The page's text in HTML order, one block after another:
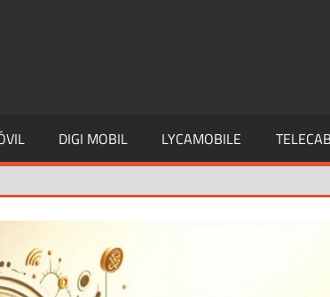
DIGI MOBIL LYCAMOBILE